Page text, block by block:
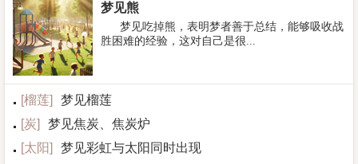
梦见熊
梦见吃掉熊，表明梦者善于总结，能够吸收战
胜困难的经验，这对自己是很...
[榴莲]
梦见榴莲
[炭]
梦见焦炭、焦炭炉
[太阳]
梦见彩虹与太阳同时出现